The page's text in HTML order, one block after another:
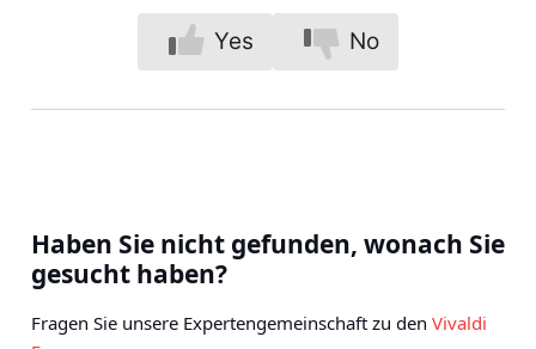
Yes No
Haben Sie nicht gefunden, wonach Sie
gesucht haben?
Fragen Sie unsere Expertengemeinschaft zu den Vivaldi